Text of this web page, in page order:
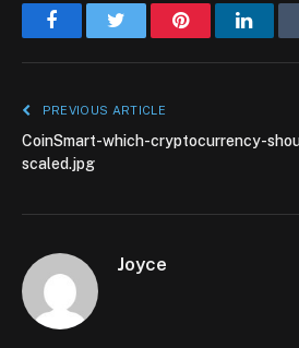
FacebookTwitter Pinterest
PREVIOUS ARTICLE
CoinSmart-which-cryptocurrency-
scaled.jpg
Joyce